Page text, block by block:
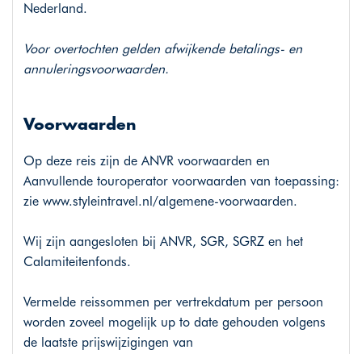
Nederland.
Voor overtochten gelden afwijkende betalings- en
annuleringsvoorwaarden.
Voorwaarden
Op deze reis zijn de ANVR voorwaarden en
Aanvullende touroperator voorwaarden van toepassing:
zie www.styleintravel.nl/algemene-voorwaarden.
Wij zijn aangesloten bij ANVR, SGR, SGRZ en het
Calamiteitenfonds.
Vermelde reissommen per vertrekdatum per persoon
worden zoveel mogelijk up to date gehouden volgens
de laatste prijswijzigingen van